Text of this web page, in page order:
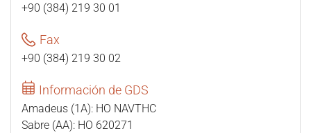
+90 (384) 219 30 01
Fax
+90 (384) 219 30 02
Información de GDS
Amadeus (1A): HO NAVTHC
Sabre (AA): HO 620271